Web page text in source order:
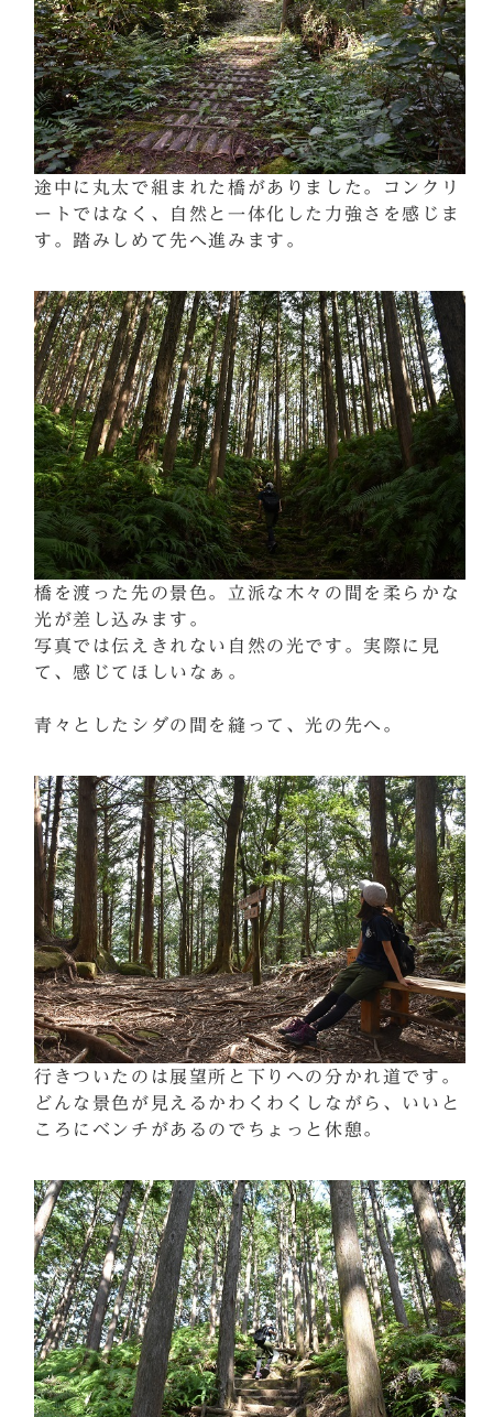
途中に丸太で組まれた橋がありました。コンクリ
ートではなく、自然と一体化した力強さを感じま
す。踏みしめて先へ進みます。
橋を渡った先の景色。立派な木々の間を柔らかな
光が差し込みます。
写真では伝えきれない自然の光です。実際に見
て、感じてほしいなぁ。
青々としたシダの間を縫って、光の先へ。
行きついたのは展望所と下りへの分かれ道です。
どんな景色が見えるかわくわくしながら、いいと
ころにベンチがあるのでちょっと休憩。